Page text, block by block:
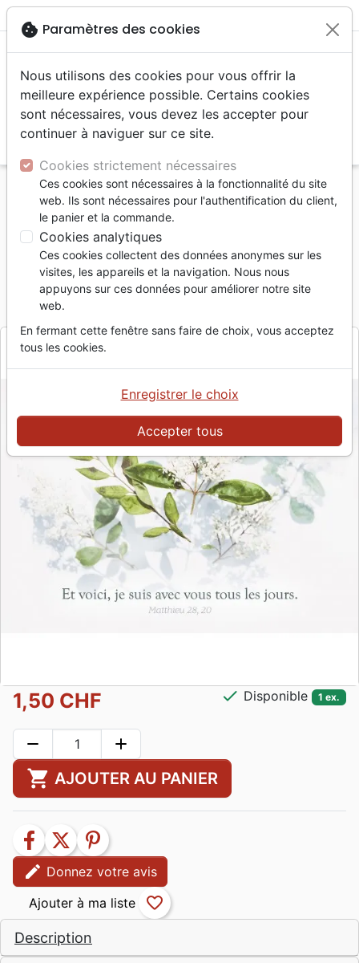
menu
Accueil Divers Papeterie
Cartes postales
Carte postale Lilas blanc sur fond blanc Matt 28:20
Carte postale Lilas blanc sur fond
blanc Matt 28:20
RéférenceCED3298 EAN2110000032982
Editeur Cedis
Description
1,50 CHF check Disponible 1 ex.
remove add
shopping_cart AJOUTER AU PANIER
facebook twitter
pinterest
edit Donnez votre avis
favorite_border
cookie Paramètres des cookies
Nous utilisons des cookies pour vous offrir la
meilleure expérience possible. Certains cookies
sont nécessaires, vous devez les accepter pour
continuer à naviguer sur ce site.
Cookies strictement nécessaires
Ces cookies sont nécessaires à la fonctionnalité du site
web. Ils sont nécessaires pour l'authentification du client,
le panier et la commande.
Cookies analytiques
Ces cookies collectent des données anonymes sur les
visites, les appareils et la navigation. Nous nous
appuyons sur ces données pour améliorer notre site
web.
En fermant cette fenêtre sans faire de choix, vous acceptez
tous les cookies.
Accepter tous
Enregistrer le choix